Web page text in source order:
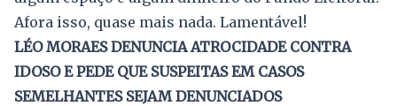
Afora isso, quase mais nada. Lamentável!
LÉO MORAES DENUNCIA ATROCIDADE CONTRA
IDOSO E PEDE QUE SUSPEITAS EM CASOS
SEMELHANTES SEJAM DENUNCIADOS